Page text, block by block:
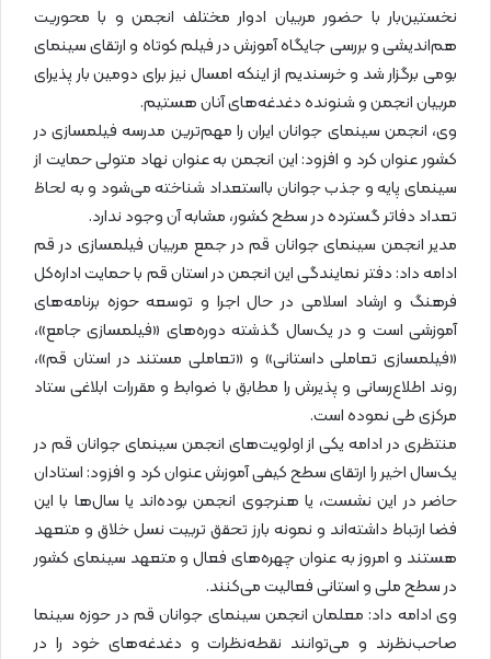
نخستین‌بار با حضور مربیان ادوار مختلف انجمن و با محوریت
هم‌اندیشی و بررسی جایگاه آموزش در فیلم کوتاه و ارتقای سینمای
بومی برگزار شد و خرسندیم از اینکه امسال نیز برای دومین بار پذیرای
مربیان انجمن و شنونده دغدغه‌های آنان هستیم.
وی، انجمن سینمای جوانان ایران را مهم‌ترین مدرسه فیلمسازی در
کشور عنوان کرد و افزود: این انجمن به عنوان نهاد متولی حمایت از
سینمای پایه و جذب جوانان بااستعداد شناخته می‌شود و به لحاظ
تعداد دفاتر گسترده در سطح کشور، مشابه آن وجود ندارد.
مدیر انجمن سینمای جوانان قم در جمع مربیان فیلمسازی در قم
ادامه داد: دفتر نمایندگی این انجمن در استان قم با حمایت اداره‌کل
فرهنگ و ارشاد اسلامی در حال اجرا و توسعه حوزه برنامه‌های
آموزشی است و در یک‌سال گذشته دوره‌های «فیلمسازی جامع»،
«فیلمسازی تعاملی داستانی» و «تعاملی مستند در استان قم»،
روند اطلاع‌رسانی و پذیرش را مطابق با ضوابط و مقررات ابلاغی ستاد
مرکزی طی نموده است.
منتظری در ادامه یکی از اولویت‌های انجمن سینمای جوانان قم در
یک‌سال اخیر را ارتقای سطح کیفی آموزش عنوان کرد و افزود: استادان
حاضر در این نشست، یا هنرجوی انجمن بوده‌اند یا سال‌ها با این
فضا ارتباط داشته‌اند و نمونه بارز تحقق تربیت نسل خلاق و متعهد
هستند و امروز به عنوان چهره‌های فعال و متعهد سینمای کشور
در سطح ملی و استانی فعالیت می‌کنند.
وی ادامه داد: معلمان انجمن سینمای جوانان قم در حوزه سینما
صاحب‌نظرند و می‌توانند نقطه‌نظرات و دغدغه‌های خود را در